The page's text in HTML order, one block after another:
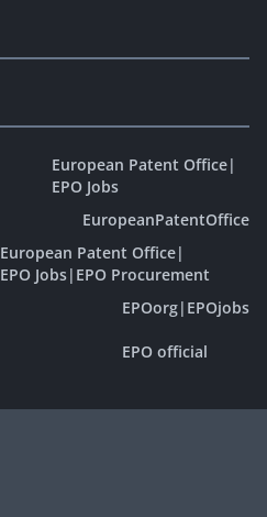
European Patent Office|
EPO Jobs
EuropeanPatentOffice
European Patent Office|
EPO Jobs| EPO Procurement
EPOorg| EPOjobs
EPO official